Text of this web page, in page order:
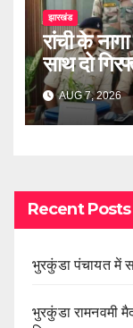
झारखंड
रांची के
साथ दो
AUG 7, 2026
Recent Posts
भुरकुंडा पंचायत में
भुरकुंडा रामनवमी